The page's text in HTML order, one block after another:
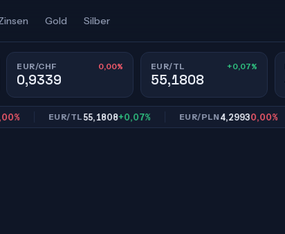
Gold Silber
EUR/CHF 0,00%
0,9339
EUR/TL +0,07%
55,1808
EUR/TL 55,1808+0,07% EUR/PLN4,29930,00%